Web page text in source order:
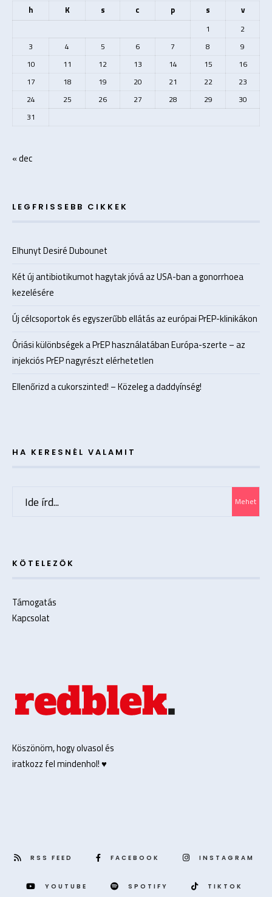
h
K s c p s v
1
2
3
4 5 6 7 8
9
10
11 12 13 14 15
16
17
18 19 20 21 22
23
24
25 26 27 28 29
30
31
« dec
LEGFRISSEBB CIKKEK
Elhunyt Desiré Dubounet
Két új antibiotikumot hagytak jóvá az USA-ban a gonorrhoea
kezelésére
Új célcsoportok és egyszerűbb ellátás az európai PrEP-klinikákon
Óriási különbségek a PrEP használatában Európa-szerte – az
injekciós PrEP nagyrészt elérhetetlen
Ellenőrizd a cukorszinted! – Közeleg a daddyínség!
HA KERESNÉL VALAMIT
Mehet
KÖTELEZŐK
Támogatás
Kapcsolat
Köszönöm, hogy olvasol és
iratkozz fel mindenhol! ♥️
RSS FEED FACEBOOK INSTAGRAM
YOUTUBE SPOTIFY TIKTOK